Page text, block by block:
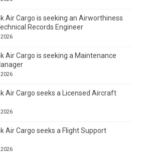
Air Cargo is seeking an Airworthiness
Records Engineer
Air Cargo is seeking a Maintenance
Air Cargo seeks a Licensed Aircraft
Air Cargo seeks a Flight Support